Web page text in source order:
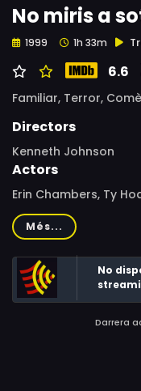
No miris a
1999 1h 33m
6.6
Familiar, Terror,
Directors
Kenneth Johnson
Actors
Erin Chambers, Ty
Mary Parker Williams,
Stephen Tobolowsky,
Rachel Kimsey, Ruth
Jean Lipscomb, Jake
Wright, Dajon Young,
Més...
No
Darrera